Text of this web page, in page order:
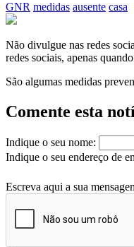
GNR medidas ausente casa
Não divulgue nas redes
redes sociais, apenas
São algumas medidas
Comente esta
Indique o seu nome:
Indique o seu endereço de
Escreva aqui a sua